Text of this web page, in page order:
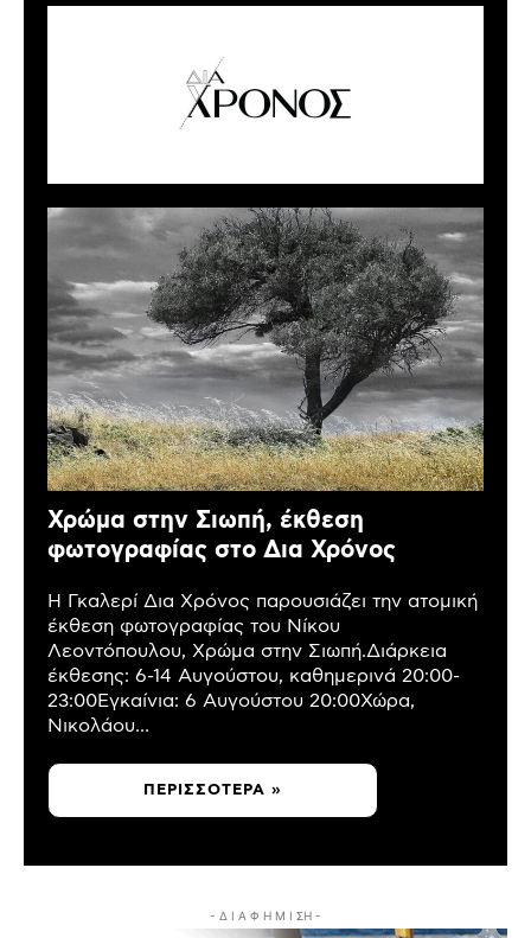
Χρώμα στην Σιωπή, έκθεση
φωτογραφίας στο Δια Χρόνος
Η Γκαλερί Δια Χρόνος παρουσιάζει την ατομική
έκθεση φωτογραφίας του Νίκου
Λεοντόπουλου, Χρώμα στην Σιωπή.Διάρκεια
έκθεσης: 6-14 Αυγούστου, καθημερινά 20:00-
23:00Εγκαίνια: 6 Αυγούστου 20:00Χώρα,
Νικολάου...
ΠΕΡΙΣΣΌΤΕΡΑ »
- Δ Ι Α Φ Η Μ Ι ΣΗ -